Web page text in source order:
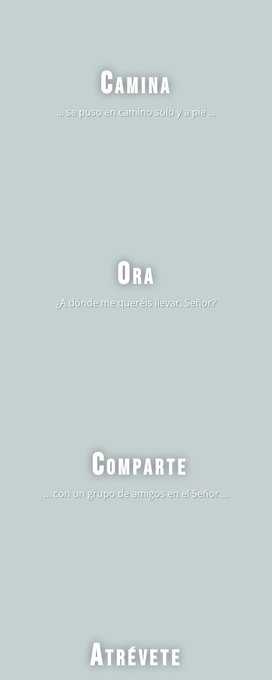
Camina
… se puso en camino solo y a pie …
Ora
¿A dónde me queréis llevar, Señor?
Comparte
… con un grupo de amigos en el Señor …
Atrévete